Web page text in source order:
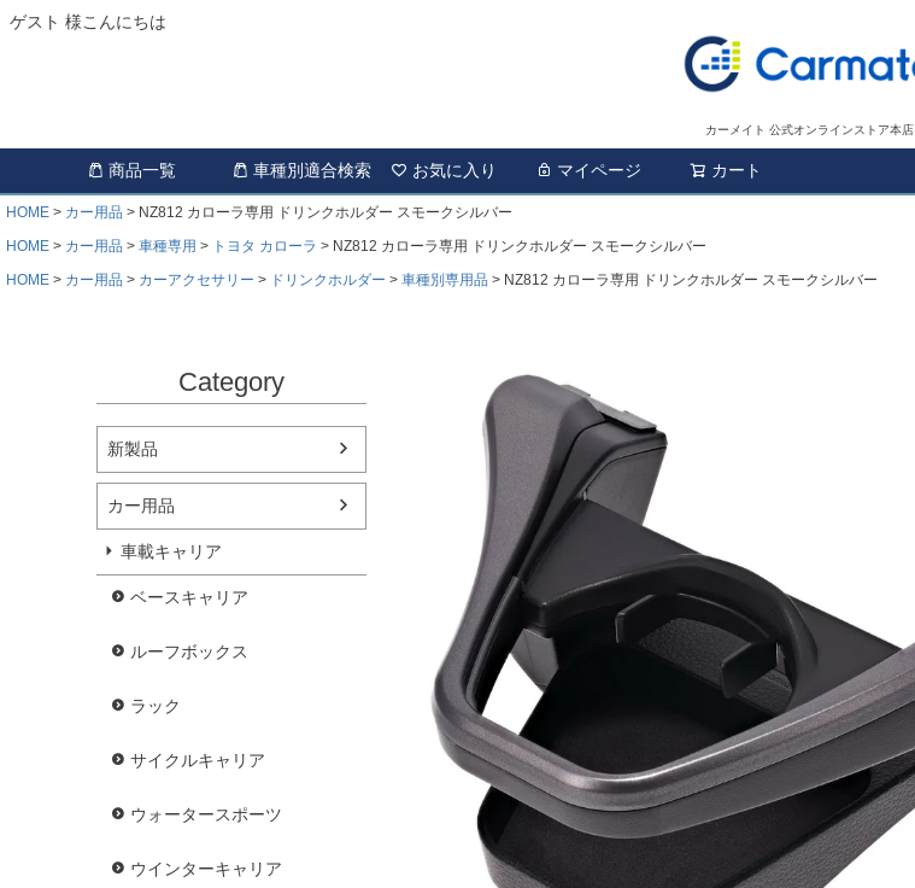
ゲスト 様こんにちは
カーメイト 公式オンラインストア本店
商品一覧 車種別適合検索 お気に入り マイページ カート
HOME カー用品
NZ812 カローラ専用 ドリンクホルダー スモークシルバー
HOME
カー用品 車種専用 トヨタ カローラ
NZ812 カローラ専用 ドリンクホルダー スモークシルバー
HOME
カー用品 カーアクセサリー ドリンクホルダー 車種別専用品 NZ812 カローラ専用 ドリンクホルダー スモークシルバー
Category
新製品
カー用品
車載キャリア
ベースキャリア
ルーフボックス
ラック
サイクルキャリア
ウォータースポーツ
ウインターキャリア